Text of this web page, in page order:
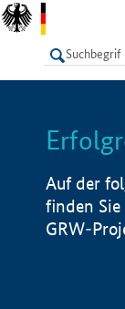
LISTE
Auf der
finden
GRW-